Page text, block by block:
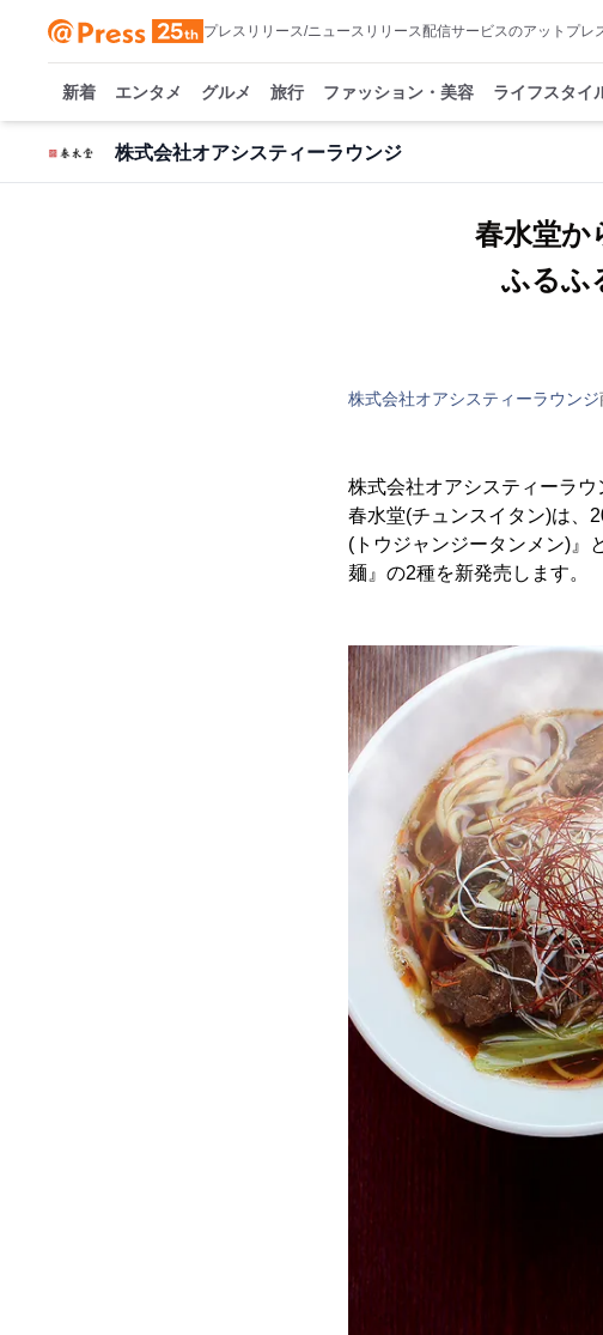
プレスリリース/ニュースリリース配信サービスのアットプレ
新着 エンタメ グルメ 旅行 ファッション・美容 ライフスタイ
株式会社オアシスティーラウンジ
春水堂か
ふるふ
株式会社オアシスティーラウンジ
株式会社オアシスティーラウ
春水堂(チュンスイタン)は、
(トウジャンジータンメン)』
麺』の2種を新発売します。